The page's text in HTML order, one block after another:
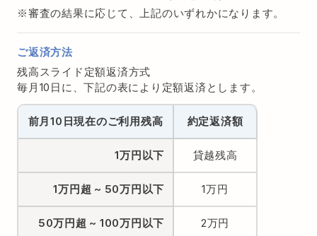
審査の結果に応じて、上記のいずれかになります。
ご返済方法
残高スライド定額返済方式
毎月10日に、下記の表により定額返済とします。
前月10日現在のご利用残高 約定返済額
1万円以下 貸越残高
1万円超 ~ 50万円以下 1万円
50万円超 ~ 100万円以下 2万円